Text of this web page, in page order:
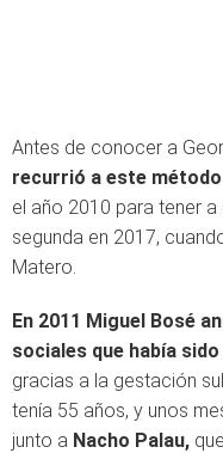
Antes de conocer a
recurrió a este
el año 2010 para tener
segunda en 2017,
Matero.
En 2011 Miguel Bosé
sociales que había
gracias a la gestación
tenía 55 años, y unos
junto a Nacho Palau,